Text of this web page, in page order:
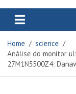
recentes e veja
reportagens e
www.portalcascais.pt
Home
science
Análise do monitor
27M1N5500Z4: